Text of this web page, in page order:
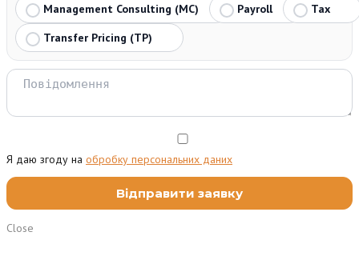
Management Consulting (MC)
Payroll
Tax
Transfer Pricing (TP)
Я даю згоду на обробку персональних даних
Close